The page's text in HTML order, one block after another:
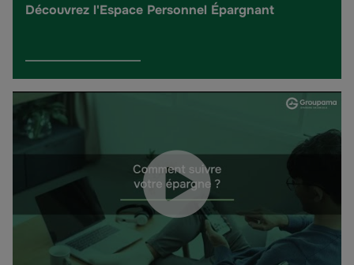
Découvrez l'Espace Personnel Épargnant